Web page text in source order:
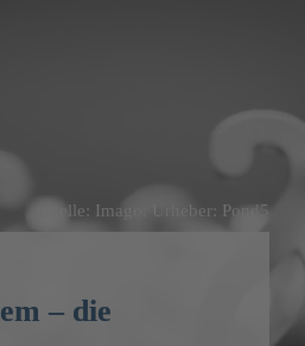
– die
Quelle: Imago, Urheber: Pond5